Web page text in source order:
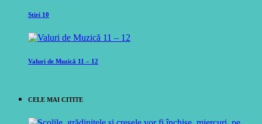
Stiri 10
Valuri de Muzică 11 – 12
CELE MAI CITITE